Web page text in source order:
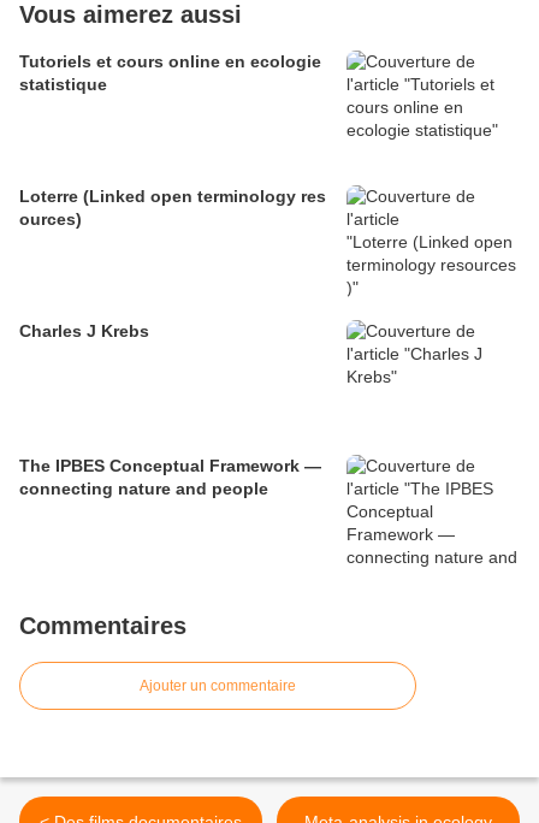
Vous aimerez aussi
Tutoriels et cours online en ecologie
statistique
Loterre (Linked open terminology res
ources)
Charles J Krebs
The IPBES Conceptual Framework —
connecting nature and people
Commentaires
Ajouter un commentaire